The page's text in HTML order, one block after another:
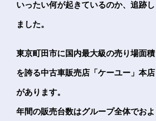
いったい何が起きているのか、追跡し
ました。
東京町田市に国内最大級の売り場面積
を誇る中古車販売店「ケーユー」本店
があります。
年間の販売台数はグループ全体でおよ